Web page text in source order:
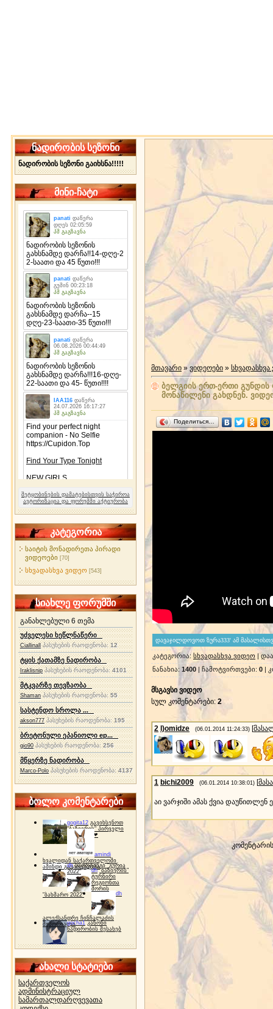
ნადირობის სეზონი
ნადირობის სეზონი გაიხსნა!!!!!
მინი-ჩატი
შეტყობინების დამატებისთვის საჭიროა
ავტორიზაცია და ფორუმში აქტიურობა
კატეგორია
საიტის მონადირეთა პირადი
ვიდეოები [70]
სხვადასხვა ვიდეო [543]
სიახლე ფორუმში
განახლებული 6 თემა
უძველესი ხეწლნაწერი
Ciallinall პასუხების რაოდენობა:12
ტყის ქათამზე ნადირობა
Iraklisnip პასუხების რაოდენობა: 4101
მტკვარზე თევზაობა
Shaman პასუხების რაოდენობა:55
სასტენდო სროლა ...
akson777 პასუხების რაოდენობა:195
ბრეტონული ეპანიოლი ep...
gio90 პასუხების რაოდენობა:256
მწყერზე ნადირობა
Marco-Polo პასუხების რაოდენობა:4137
ბოლო კომენტარები
gogita12 გავიხსენოთ
"ბაზიერის" პირველი
ტურნირი ❤
amindi
ხვალიდან საქართველოში
ამინდი გაუარესდება
dh სპორტინგი "გურია
2022"
dh "ბაზიერის"
ტურნირი
რეგიონთა
შორის
"ბახმარო 2022"
dh
ალექსანდრე ჩინჩალაძის
მემორიალიgocha1 კანონი
ნადირობის შესახებ
ახალი სტატიები
საქართველოს
ადმინისტრაციულ
სამართალდარღვევათა
მთავარი » ვიდეოები »
ბელგიის ერთ-ერთი გუნდის
მონაწილენი გახდნენ.
Поделиться…
კატეგორია: სხვადასხვა ვიდეო |
ნანახია: 1400 | ჩამოტვირთვები: 0 |
მსგავსი ვიდეო
სულ კომენტარები: 2
2 l)omidze (06.01.2014 11:24:33) [
1 bichi2009 (06.01.2014 10:38:01) [
აი ვარჯიში ამას ქვია